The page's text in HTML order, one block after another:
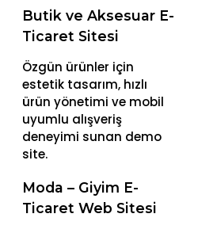
Butik ve Aksesuar E-
Ticaret Sitesi
Özgün ürünler için
estetik tasarım, hızlı
ürün yönetimi ve mobil
uyumlu alışveriş
deneyimi sunan demo
site.
Moda – Giyim E-
Ticaret Web Sitesi